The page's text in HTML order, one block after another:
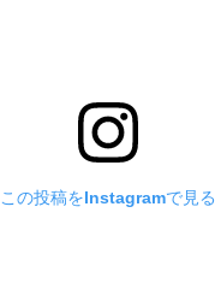
この投稿をInstagramで見る